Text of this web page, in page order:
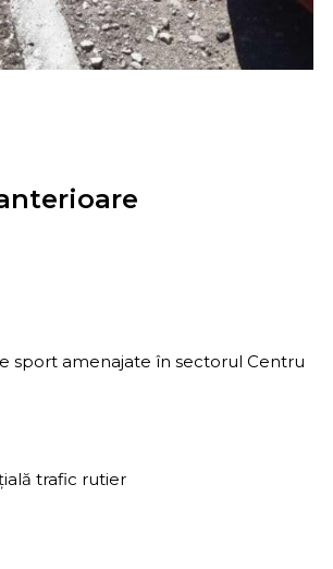
sport amenajate în sectorul Centru
trafic rutier